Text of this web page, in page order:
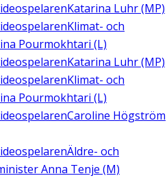
Katarina Luhr (MP)
Klimat- och
Pourmokhtari (L)
Katarina Luhr (MP)
Klimat- och
Pourmokhtari (L)
Caroline Högström
Äldre- och
Anna Tenje (M)